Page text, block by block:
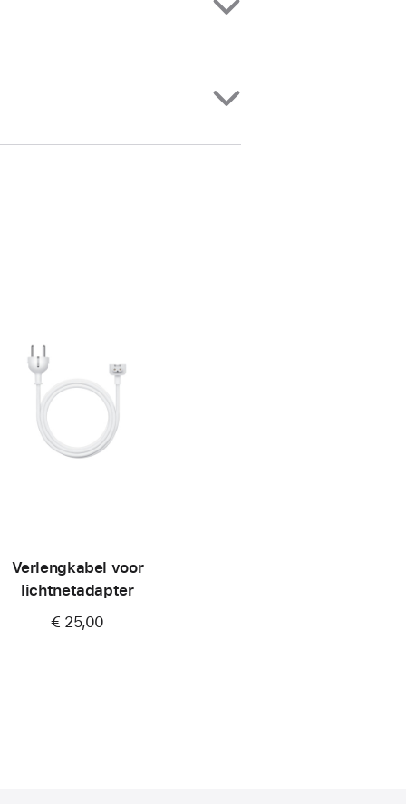
Verlengkabel voor
lichtnetadapter
€ 25,00